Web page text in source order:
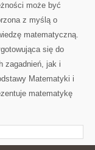
może być
z myślą o
matematyczną.
się do
zagadnień, jak i
Matematyki i
matematykę